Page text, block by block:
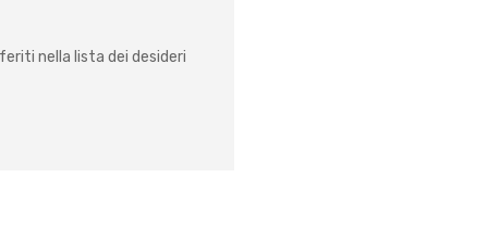
nella lista dei desideri